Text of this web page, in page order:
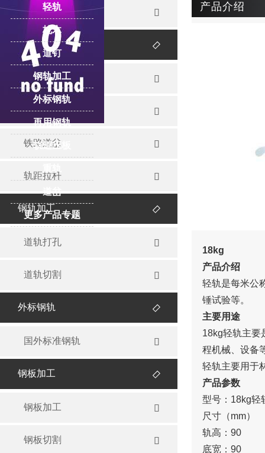
产品介绍
18kg
产品介绍
轻轨是每米公
锤试验等。
主要用途
18kg轻轨主要
程机械、设备
轻轨主要用于
产品参数
型号：18kg轻
尺寸（mm）
轨高：90
底宽：90
再用钢轨 
钢轨配件 
道轨夹板 
道轨压板 
铁路道岔 
轨距拉杆 
钢轨加工 
道轨打孔 
道轨切割 
外标钢轨 
国外标准钢轨 
钢板加工 
钢板加工 
钢板切割 
轻轨
枕木
道钉
钢轨加工
外标钢轨
再用钢轨
轨道压板
道岔
更多产品专题